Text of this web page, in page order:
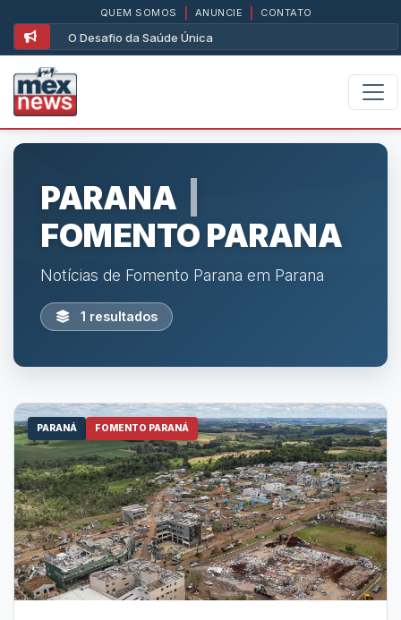
O Desafio da Saúde Única
QUEM SOMOS ANUNCIE CONTATO
PARANA
FOMENTO PARANA
Notícias de Fomento Parana em Parana
1 resultados
PARANÁ FOMENTO PARANÁ